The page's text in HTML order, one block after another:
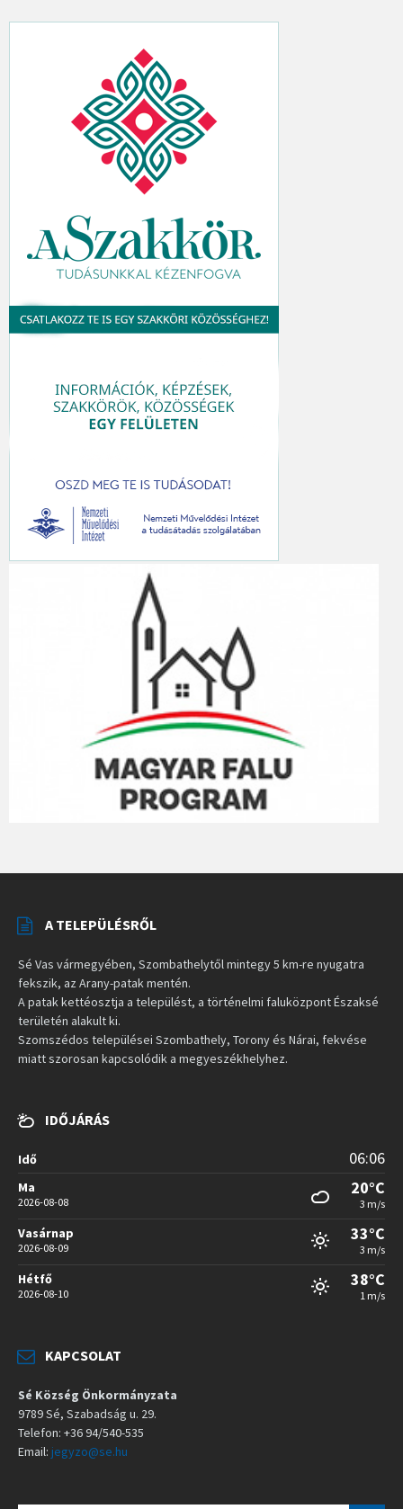
A TELEPÜLÉSRŐL
Sé Vas vármegyében, Szombathelytől mintegy 5 km-re nyugatra
fekszik, az Arany-patak mentén.
A patak kettéosztja a települést, a történelmi faluközpont Északsé
területén alakult ki.
Szomszédos települései Szombathely, Torony és Nárai, fekvése
miatt szorosan kapcsolódik a megyeszékhelyhez.
IDŐJÁRÁS
Idő 06:06
Ma
2026-08-08
20°C
3 m/s
Vasárnap
2026-08-09
33°C
3 m/s
Hétfő
2026-08-10
38°C
1 m/s
KAPCSOLAT
Sé Község Önkormányzata
9789 Sé, Szabadság u. 29.
Telefon: +36 94/540-535
Email: jegyzo@se.hu